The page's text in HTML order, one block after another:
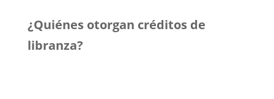
¿Quiénes otorgan créditos de
libranza?